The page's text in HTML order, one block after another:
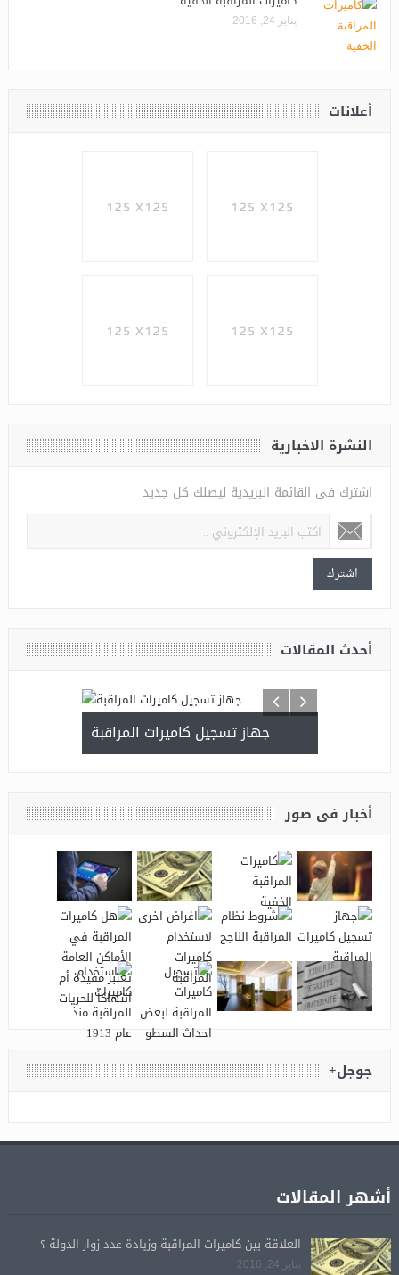
يناير 24, 2016
أعلانات
النشرة الاخبارية
اشترك فى القائمة البريدية ليصلك كل جديد
اشترك
أحدث المقالات
جهاز تسجيل كاميرات المراقبة
أخبار فى صور
جوجل+
أشهر المقالات
العلاقة بين كاميرات المراقبة وزيادة عدد زوار الدولة ؟
يناير 24, 2016